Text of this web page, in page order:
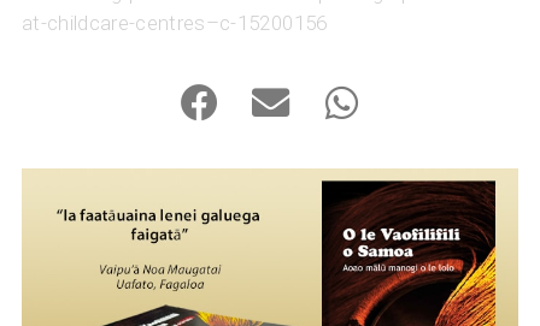
at-childcare-centres–c-15200156